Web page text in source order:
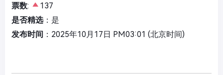
票数:
137
是否精选：是
发布时间 ：2025年10月17日 PM03:01 (北京时间)